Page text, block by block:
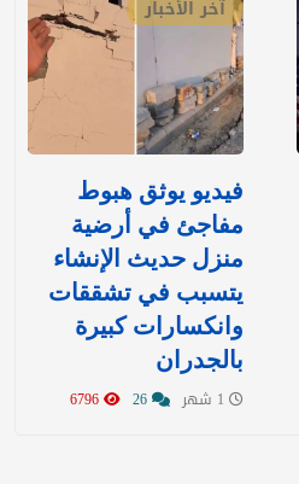
آخر الأخبار
فيديو يوثق هبوط
مفاجئ في أرضية
منزل حديث الإنشاء
يتسبب في تشققات
وانكسارات كبيرة
بالجدران